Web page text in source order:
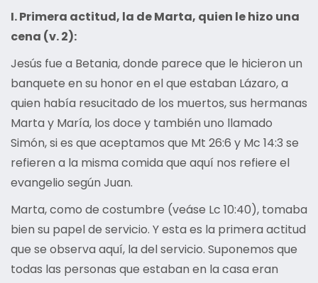
I. Primera actitud, la de Marta, quien le hizo una
cena (v. 2):
Jesús fue a Betania, donde parece que le hicieron un
banquete en su honor en el que estaban Lázaro, a
quien había resucitado de los muertos, sus hermanas
Marta y María, los doce y también uno llamado
Simón, si es que aceptamos que Mt 26:6 y Mc 14:3 se
refieren a la misma comida que aquí nos refiere el
evangelio según Juan.
Marta, como de costumbre (veáse Lc 10:40), tomaba
bien su papel de servicio. Y esta es la primera actitud
que se observa aquí, la del servicio. Suponemos que
todas las personas que estaban en la casa eran